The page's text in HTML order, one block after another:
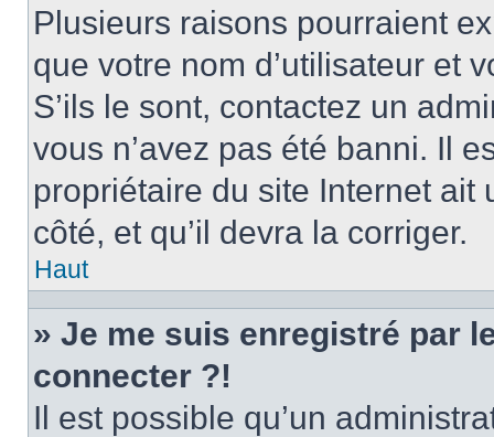
Plusieurs raisons pourraient
que votre nom d’utilisateur et
S’ils le sont, contactez un
vous n’avez pas été banni. Il
propriétaire du site Internet
côté, et qu’il devra la corriger.
Haut
» Je me suis enregistré par
connecter ?!
Il est possible qu’un